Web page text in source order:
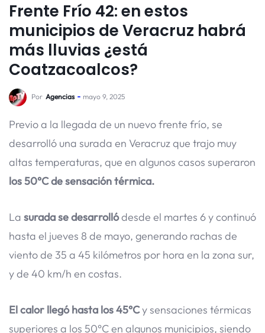
Frente Frío 42: en estos
municipios de Veracruz habrá
más lluvias ¿está
Coatzacoalcos?
Por Agencias mayo 9, 2025
Previo a la llegada de un nuevo frente frío, se
desarrolló una surada en Veracruz que trajo muy
altas temperaturas, que en algunos casos superaron
los 50°C de sensación térmica.
La surada se desarrollódesde el martes 6 y continuó
hasta el jueves 8 de mayo, generando rachas de
viento de 35 a 45 kilómetros por hora en la zona sur,
y de 40 km/h en costas.
El calor llegó hasta los 45°Cy sensaciones térmicas
superiores a los 50°C en algunos municipios, siendo